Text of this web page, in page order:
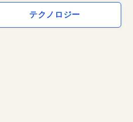
テクノロジー